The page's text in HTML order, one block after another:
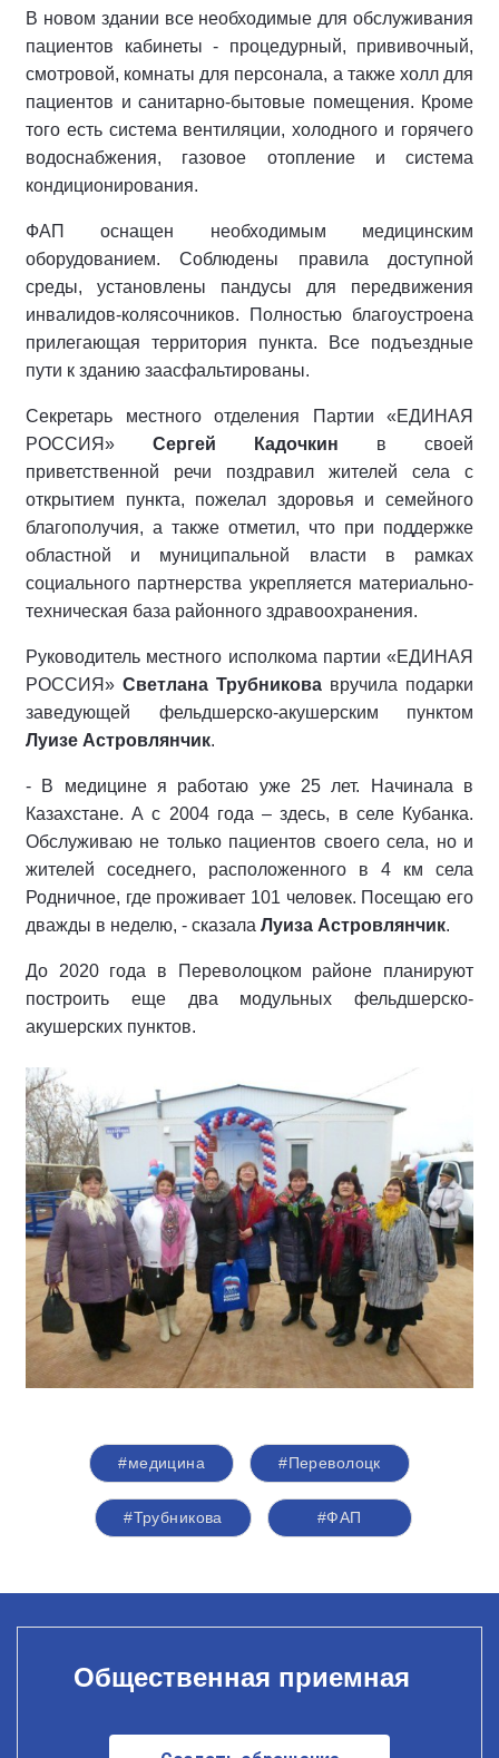
В новом здании все необходимые для обслуживания
пациентов кабинеты - процедурный, прививочный,
смотровой, комнаты для персонала, а также холл для
пациентов и санитарно-бытовые помещения. Кроме
того есть система вентиляции, холодного и горячего
водоснабжения, газовое отопление и система
кондиционирования.
ФАП оснащен необходимым медицинским
оборудованием. Соблюдены правила доступной
среды, установлены пандусы для передвижения
инвалидов-колясочников. Полностью благоустроена
прилегающая территория пункта. Все подъездные
пути к зданию заасфальтированы.
Секретарь местного отделения Партии «ЕДИНАЯ
РОССИЯ» Сергей Кадочкин в своей
приветственной речи поздравил жителей села с
открытием пункта, пожелал здоровья и семейного
благополучия, а также отметил, что при поддержке
областной и муниципальной власти в рамках
социального партнерства укрепляется материально-
техническая база районного здравоохранения.
Руководитель местного исполкома партии «ЕДИНАЯ
РОССИЯ» Светлана Трубникова вручила подарки
заведующей фельдшерско-акушерским пунктом
Луизе Астровлянчик.
- В медицине я работаю уже 25 лет. Начинала в
Казахстане. А с 2004 года – здесь, в селе Кубанка.
Обслуживаю не только пациентов своего села, но и
жителей соседнего, расположенного в 4 км села
Родничное, где проживает 101 человек. Посещаю его
дважды в неделю, - сказала Луиза Астровлянчик.
До 2020 года в Переволоцком районе планируют
построить еще два модульных фельдшерско-
акушерских пунктов.
#медицина #Переволоцк
#Трубникова #ФАП
Общественная приемная